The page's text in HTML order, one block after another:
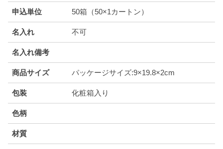
申込単位 50箱（50×1カートン）
名入れ 不可
名入れ備考
商品サイズ パッケージサイズ:9×19.8×2cm
包装 化粧箱入り
色柄
材質